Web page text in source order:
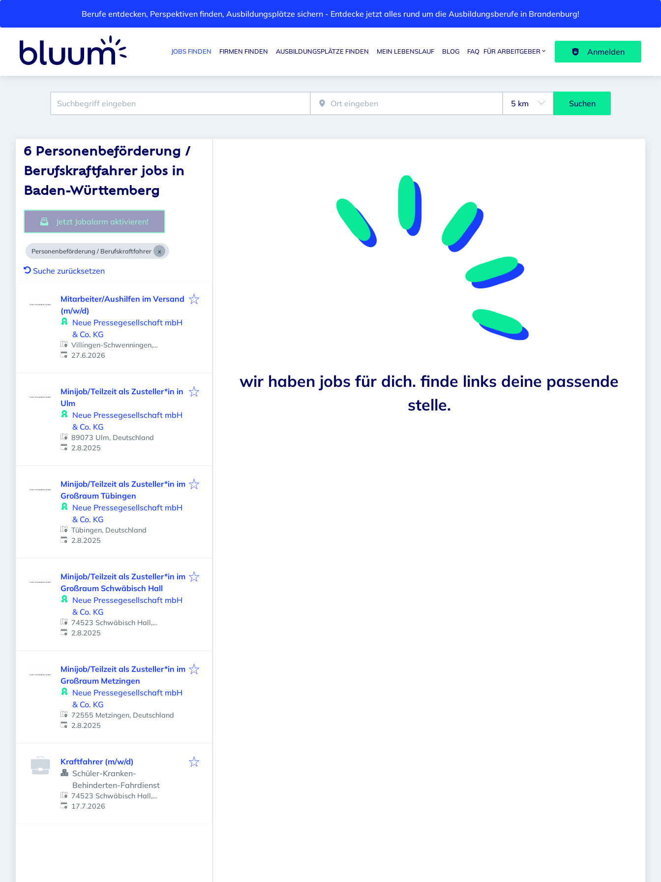
Berufe entdecken, Perspektiven finden, Ausbildungsplätze sichern - Entdecke jetzt alles rund um die Ausbildungsberufe in Brandenburg!
Haupt-Navigation
JOBS FINDEN FIRMEN FINDEN AUSBILDUNGSPLÄTZE FINDEN MEIN LEBENSLAUF BLOG FAQ FÜR ARBEITGEBER Anmelden
Suchen
6 Personenbeförderung /
Berufskraftfahrer jobs in
Baden-Württemberg
Jetzt Jobalarm aktivieren!
Personenbeförderung / Berufskraftfahrer
Suche zurücksetzen
Mitarbeiter/Aushilfen im Versand
(m/w/d)
Neue Pressegesellschaft mbH
& Co. KG
Villingen-Schwenningen,
Deutschland
Veröffentlicht:
27.6.2026
Minijob/Teilzeit als Zusteller*in in
Ulm
Neue Pressegesellschaft mbH
& Co. KG
89073 Ulm, Deutschland
Veröffentlicht
2.8.2025
Minijob/Teilzeit als Zusteller*in im
Großraum Tübingen
Neue Pressegesellschaft mbH
& Co. KG
Tübingen, Deutschland
Veröffentlicht
2.8.2025
Minijob/Teilzeit als Zusteller*in im
Großraum Schwäbisch Hall
Neue Pressegesellschaft mbH
& Co. KG
74523 Schwäbisch Hall,
Deutschland
Veröffentlicht
2.8.2025
Minijob/Teilzeit als Zusteller*in im
Großraum Metzingen
Neue Pressegesellschaft mbH
& Co. KG
72555 Metzingen, Deutschland
Veröffentlicht
2.8.2025
Kraftfahrer (m/w/d)
Schüler-Kranken-
Behinderten-Fahrdienst
74523 Schwäbisch Hall,
Deutschland
Veröffentlicht:
17.7.2026
wir haben jobs für dich. finde links deine passende
stelle.